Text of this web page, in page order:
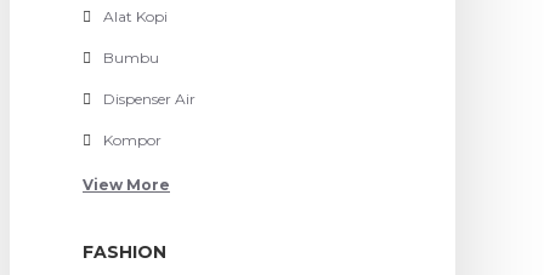
Alat Kopi
Bumbu
Dispenser Air
Kompor
View More
FASHION